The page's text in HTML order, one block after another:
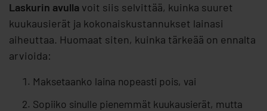
Laskurin avulla voit siis selvittää, kuinka suuret
kuukausierät ja kokonaiskustannukset lainasi
aiheuttaa. Huomaat siten, kuinka tärkeää on ennalta
arvioida:
Maksetaanko laina nopeasti pois, vai
Sopiiko sinulle pienemmät kuukausierät, mutta